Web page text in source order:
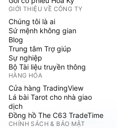
GIỚI THIỆU VỀ CÔNG TY
Chúng tôi là ai
Sứ mệnh không gian
Blog
Trung tâm Trợ giúp
Sự nghiệp
Bộ Tài liệu truyền thông
HÀNG HÓA
Cửa hàng TradingView
Lá bài Tarot cho nhà giao
dịch
Đồng hồ The C63 TradeTime
CHÍNH SÁCH & BẢO MẬT